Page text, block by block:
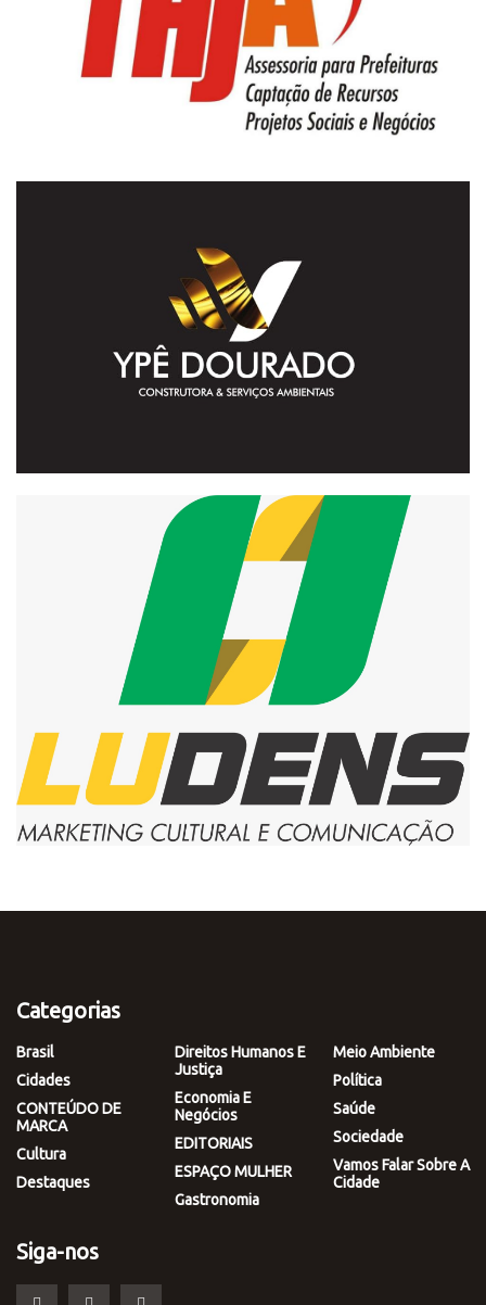
Categorias
Brasil
Cidades
CONTEÚDO DE
MARCA
Cultura
Destaques
Direitos Humanos E
Justiça
Economia E
Negócios
EDITORIAIS
ESPAÇO MULHER
Gastronomia
Meio Ambiente
Política
Saúde
Sociedade
Vamos Falar Sobre A
Cidade
Siga-nos